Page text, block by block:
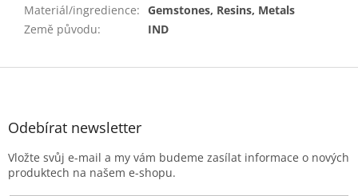
Materiál/ingredience: Gemstones, Resins, Metals
Země původu: IND
Z
Odebírat newsletter
Vložte svůj e-mail a my vám budeme zasílat informace o nových
produktech na našem e-shopu.